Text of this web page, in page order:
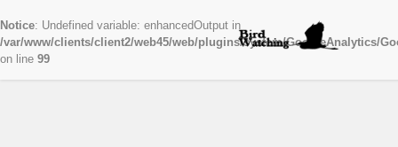
Notice: Undefined variable: enhancedOutput in
/var/www/clients/client2/web45/web/plugins/system/GoogleAnalytics/
on line 99